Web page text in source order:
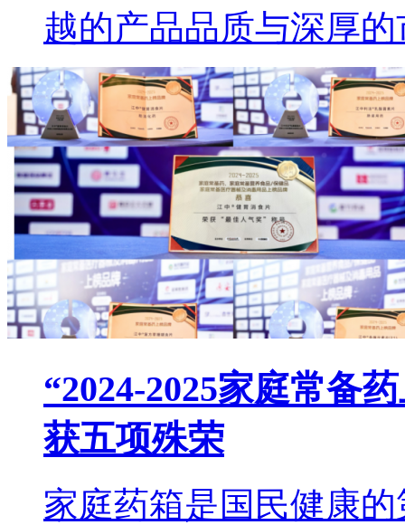
越的产品品质与深厚的
“2024-2025家庭常备
获五项殊荣
家庭药箱是国民健康